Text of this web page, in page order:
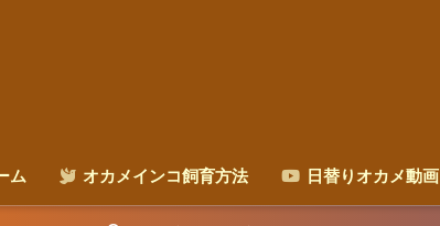
ム オカメインコ飼育方法 日替りオカメ動画